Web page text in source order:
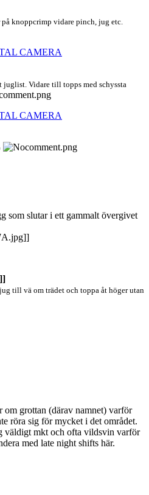
knoppcrimp vidare pinch, jug etc.
Vidare till topps med schyssta
som slutar i ett gammalt övergivet
till vä om trädet och toppa åt höger utan
grottan (därav namnet) varför
röra sig för mycket i det området.
väldigt mkt och ofta vildsvin varför
med late night shifts här.